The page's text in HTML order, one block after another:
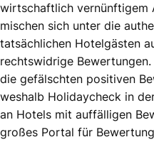
wirtschaftlich vernünftigem
mischen sich unter die
tatsächlichen Hotelgästen
rechtswidrige
die gefälschten positiven
weshalb Holidaycheck in
an Hotels mit auffälligen
großes Portal für